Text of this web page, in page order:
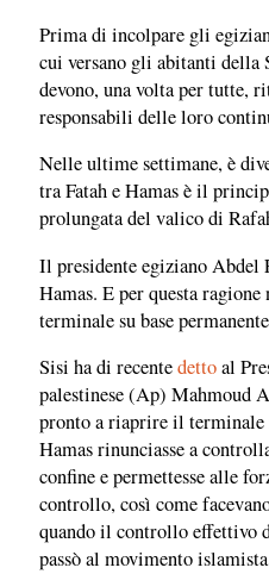
Prima di incolpare gli
cui versano gli abitanti della
devono, una volta per tutte,
responsabili delle loro
Nelle ultime settimane, è
tra Fatah e Hamas è il
prolungata del valico di
Il presidente egiziano Abdel
Hamas. E per questa
terminale su base
Sisi ha di recentedettoal
palestinese (Ap) Mahmoud
pronto a riaprire il terminale
Hamas rinunciasse a
confine e permettesse alle
controllo, così come
quando il controllo effettivo
passò al movimento